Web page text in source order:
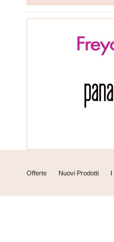
Offerte Nuovi Prodotti